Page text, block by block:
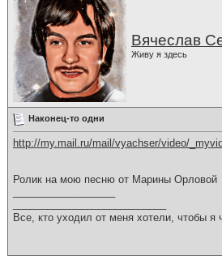
Вячеслав
Живу я здесь
Наконец-то одни
http://my.mail.ru/mail/vyachser/video/
Ролик на мою песню от Марины Орловой
Все, кто уходил от меня хотели, чтобы